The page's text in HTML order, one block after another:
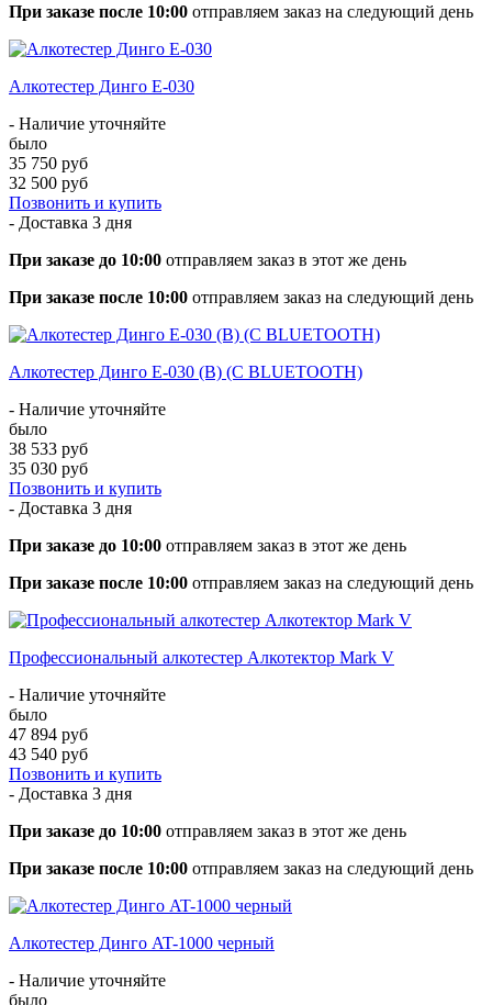
При заказе после 10:00 отправляем заказ на следующий день
Алкотестер Динго Е-030
- Наличие уточняйте
было
35 750 руб
32 500 руб
Позвонить и купить
- Доставка 3 дня
При заказе до 10:00 отправляем заказ в этот же день
При заказе после 10:00 отправляем заказ на следующий день
Алкотестер Динго Е-030 (B) (С BLUETOOTH)
- Наличие уточняйте
было
38 533 руб
35 030 руб
Позвонить и купить
- Доставка 3 дня
При заказе до 10:00 отправляем заказ в этот же день
При заказе после 10:00 отправляем заказ на следующий день
Профессиональный алкотестер Алкотектор Mark V
- Наличие уточняйте
было
47 894 руб
43 540 руб
Позвонить и купить
- Доставка 3 дня
При заказе до 10:00 отправляем заказ в этот же день
При заказе после 10:00 отправляем заказ на следующий день
Алкотестер Динго AT-1000 черный
- Наличие уточняйте
было